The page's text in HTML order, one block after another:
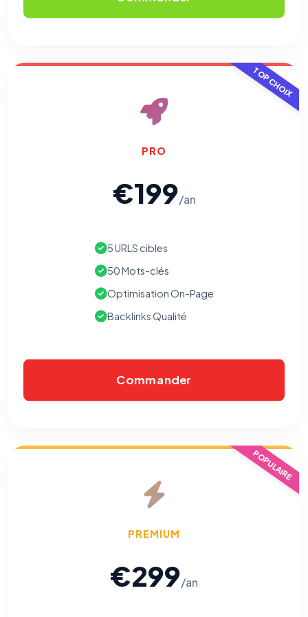
TOP CHOIX
PRO
€199/an
5 URLS cibles
50 Mots-clés
Optimisation On-Page
Backlinks Qualité
Commander
POPULAIRE
PREMIUM
€299/an
traçants (Art. 82 loi Informatique et Libertés ; recommandation CNIL
Politique de